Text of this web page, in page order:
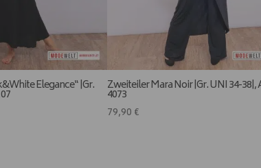
Elegance“ |Gr. Zweiteiler Mara Noir |Gr. UNI 34-38|,
4073
79,90 €